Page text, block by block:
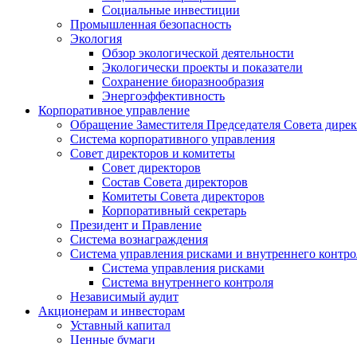
Социальные инвестиции
Промышленная безопасность
Экология
Обзор экологической деятельности
Экологически проекты и показатели
Сохранение биоразнообразия
Энергоэффективность
Корпоративное управление
Обращение Заместителя Председателя Совета
Система корпоративного управления
Совет директоров и комитеты
Совет директоров
Состав Совета директоров
Комитеты Совета директоров
Корпоративный секретарь
Президент и Правление
Система вознаграждения
Система управления рисками и внутреннего
Система управления рисками
Система внутреннего контроля
Независимый аудит
Акционерам и инвесторам
Уставный капитал
Ценные бумаги